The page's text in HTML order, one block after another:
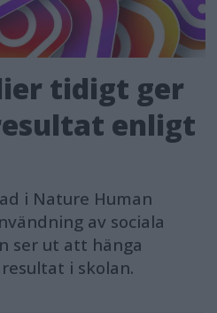
tidigt ger
enligt
i Nature Human
av sociala
ser ut att hänga
i skolan.